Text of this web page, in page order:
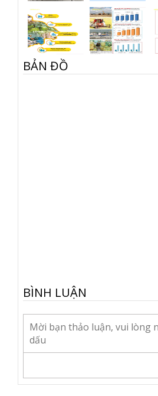
BẢN ĐỒ
BÌNH LUẬN